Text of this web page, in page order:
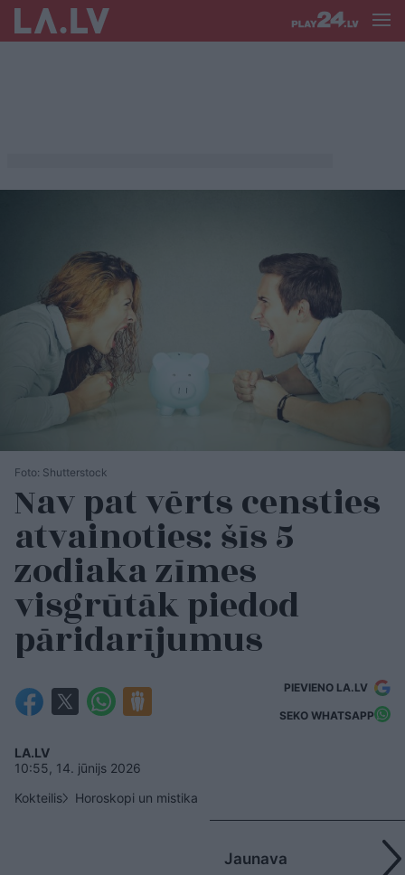
Foto: Shutterstock
Nav pat vērts censties
atvainoties: šīs 5
zodiaka zīmes
visgrūtāk piedod
pāridarījumus
PIEVIENO LA.LV
SEKO WHATSAPP
LA.LV
10:55, 14. jūnijs 2026
Kokteilis
Horoskopi un mistika
Jaunava